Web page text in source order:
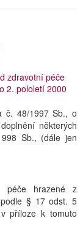
zdravotní péče
2. pololetí 2000
č. 48/1997 Sb., o
některých
Sb., (dále jen
péče hrazené z
§ 17 odst. 5
příloze k tomuto